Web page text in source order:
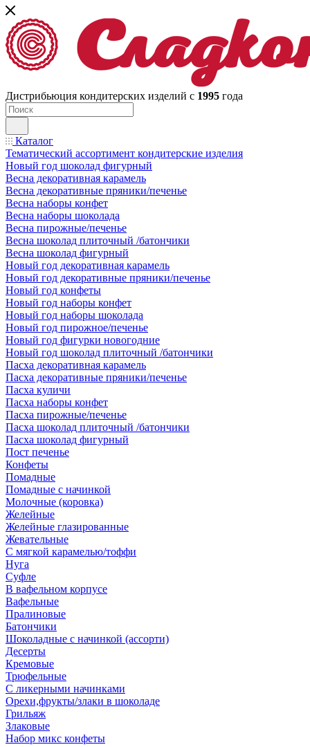
Дистрибьюция кондитерских изделий с 1995 года
Каталог
Тематический ассортимент кондитерские изделия
Новый год шоколад фигурный
Весна декоративная карамель
Весна декоративные пряники/печенье
Весна наборы конфет
Весна наборы шоколада
Весна пирожные/печенье
Весна шоколад плиточный /батончики
Весна шоколад фигурный
Новый год декоративная карамель
Новый год декоративные пряники/печенье
Новый год конфеты
Новый год наборы конфет
Новый год наборы шоколада
Новый год пирожное/печенье
Новый год фигурки новогодние
Новый год шоколад плиточный /батончики
Пасха декоративная карамель
Пасха декоративные пряники/печенье
Пасха куличи
Пасха наборы конфет
Пасха пирожные/печенье
Пасха шоколад плиточный /батончики
Пасха шоколад фигурный
Пост печенье
Конфеты
Помадные
Помадные с начинкой
Молочные (коровка)
Желейные
Желейные глазированные
Жевательные
С мягкой карамелью/тоффи
Нуга
Суфле
В вафельном корпусе
Вафельные
Пралиновые
Батончики
Шоколадные с начинкой (ассорти)
Десерты
Кремовые
Трюфельные
С ликерными начинками
Орехи,фрукты/злаки в шоколаде
Грильяж
Злаковые
Набор микс конфеты